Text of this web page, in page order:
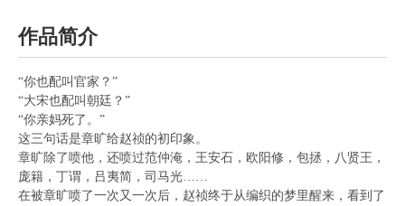
作品简介
“你也配叫官家？”
“大宋也配叫朝廷？”
“你亲妈死了。”
这三句话是章旷给赵祯的初印象。
章旷除了喷他，还喷过范仲淹，王安石，欧阳修，包拯，八贤王，
庞籍，丁谓，吕夷简，司马光……
在被章旷喷了一次又一次后，赵祯终于从编织的梦里醒来，看到了